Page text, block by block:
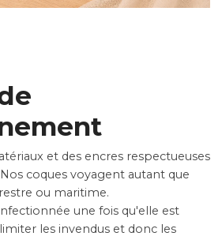
et des encres respectueuses
coques voyagent autant que
ou maritime.
une fois qu'elle est
les invendus et donc les